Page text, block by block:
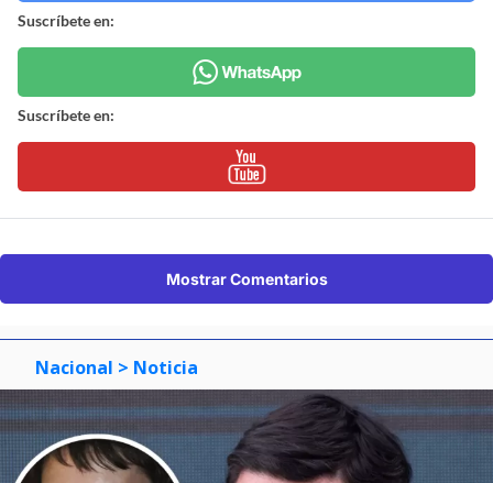
Suscríbete en:
Suscríbete en:
Mostrar Comentarios
Nacional > Noticia